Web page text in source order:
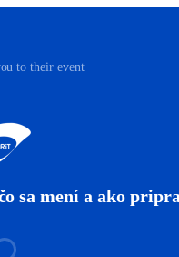
to their event
sa mení a ako